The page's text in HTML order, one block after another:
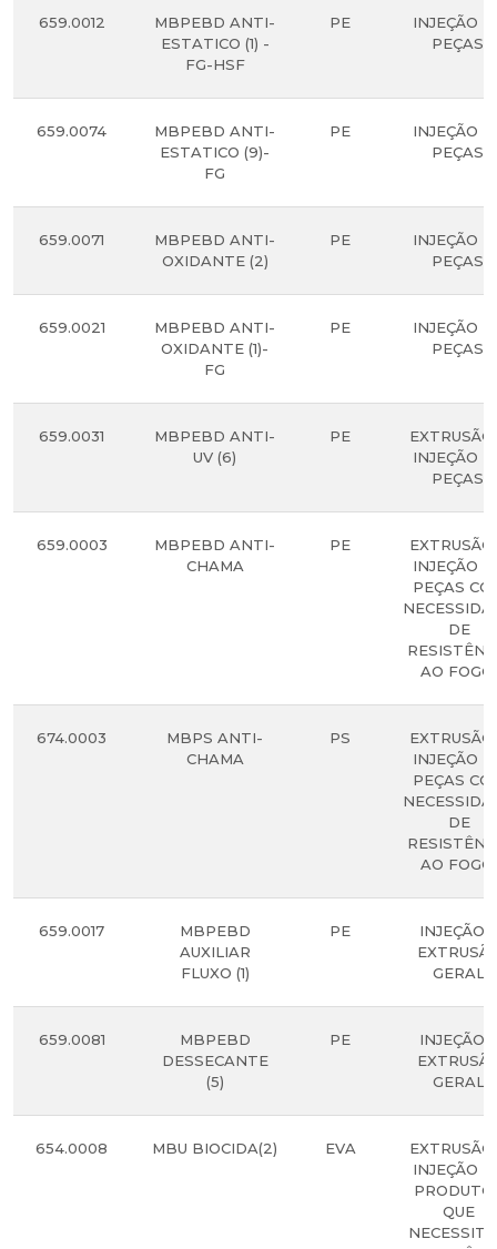
659.0012
MBPEBD ANTI-
ESTATICO (1) -
FG-HSF
PE
INJEÇÃO
PEÇAS.
659.0074
MBPEBD ANTI-
ESTATICO (9)-
FG
PE
INJEÇÃO
PEÇAS.
659.0071
MBPEBD ANTI-
OXIDANTE (2)
PE
INJEÇÃO
PEÇAS.
659.0021
MBPEBD ANTI-
OXIDANTE (1)-
FG
PE
INJEÇÃO
PEÇAS.
659.0031
MBPEBD ANTI-
UV (6)
PE
EXTRUSÃO
INJEÇÃO
PEÇAS.
659.0003
MBPEBD ANTI-
CHAMA
PE
EXTRUSÃO
INJEÇÃO
PEÇAS
DE
AO FOGO.
674.0003
MBPS ANTI-
CHAMA
PS
EXTRUSÃO
INJEÇÃO
PEÇAS
DE
AO FOGO.
659.0017
MBPEBD
AUXILIAR
FLUXO (1)
PE
INJEÇÃO
GERAL
659.0081
MBPEBD
DESSECANTE
(5)
PE
INJEÇÃO
GERAL
654.0008 MBU BIOCIDA(2) EVA
EXTRUSÃO
INJEÇÃO
QUE